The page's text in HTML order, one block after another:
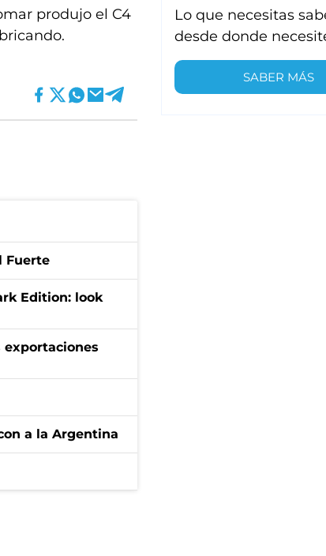
produjo el C4
Fuerte
Edition: look
exportaciones
a la Argentina
Lo que necesitas
desde donde
SABER MÁS